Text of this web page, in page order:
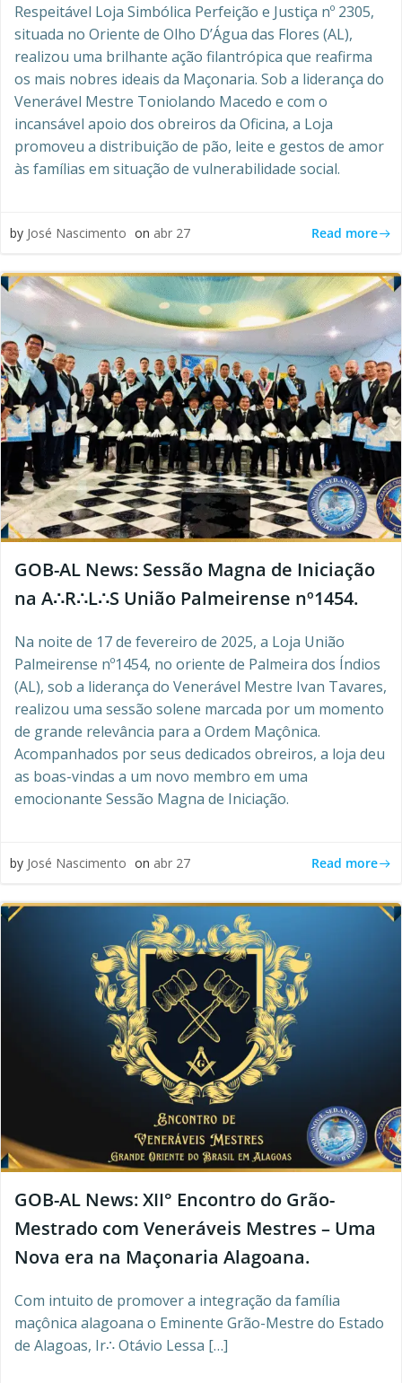
Respeitável Loja Simbólica Perfeição e Justiça nº 2305,
situada no Oriente de Olho D’Água das Flores (AL),
realizou uma brilhante ação filantrópica que reafirma
os mais nobres ideais da Maçonaria. Sob a liderança do
Venerável Mestre Toniolando Macedo e com o
incansável apoio dos obreiros da Oficina, a Loja
promoveu a distribuição de pão, leite e gestos de amor
às famílias em situação de vulnerabilidade social.
by José Nascimento on abr 27 Read more
GOB-AL News: Sessão Magna de Iniciação
na A∴R∴L∴S União Palmeirense nº1454.
Na noite de 17 de fevereiro de 2025, a Loja União
Palmeirense nº1454, no oriente de Palmeira dos Índios
(AL), sob a liderança do Venerável Mestre Ivan Tavares,
realizou uma sessão solene marcada por um momento
de grande relevância para a Ordem Maçônica.
Acompanhados por seus dedicados obreiros, a loja deu
as boas-vindas a um novo membro em uma
emocionante Sessão Magna de Iniciação.
by José Nascimento on abr 27 Read more
GOB-AL News: XII° Encontro do Grão-
Mestrado com Veneráveis Mestres – Uma
Nova era na Maçonaria Alagoana.
Com intuito de promover a integração da família
maçônica alagoana o Eminente Grão-Mestre do Estado
de Alagoas, Ir∴ Otávio Lessa […]